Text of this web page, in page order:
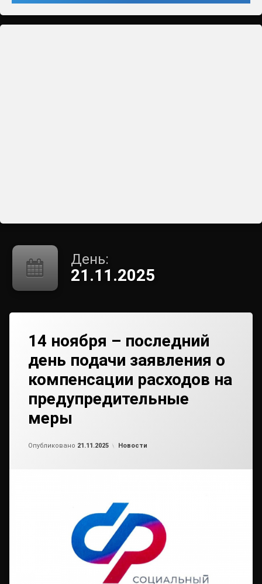
День:
21.11.2025
14 ноября – последний
день подачи заявления о
компенсации расходов на
предупредительные
меры
Опубликовано 21.11.2025 Рубрики:
Новости